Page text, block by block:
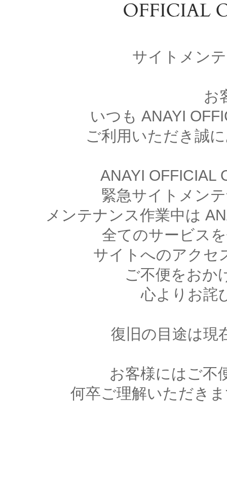
サイトメン
お
いつも ANAYI
ご利用いただき誠
ANAYI OFFICIAL
緊急サイトメン
メンテナンス作業中は
全てのサービス
サイトへのアクセ
ご不便をおか
心よりお詫
復旧の目途は現
お客様にはご不
何卒ご理解いただき